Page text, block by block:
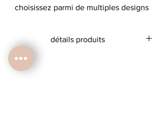
choisissez parmi de multiples designs
planche des choix!
Attention, aucun design ne peut être
détails produits
affiche format A4 vendue non encadrée